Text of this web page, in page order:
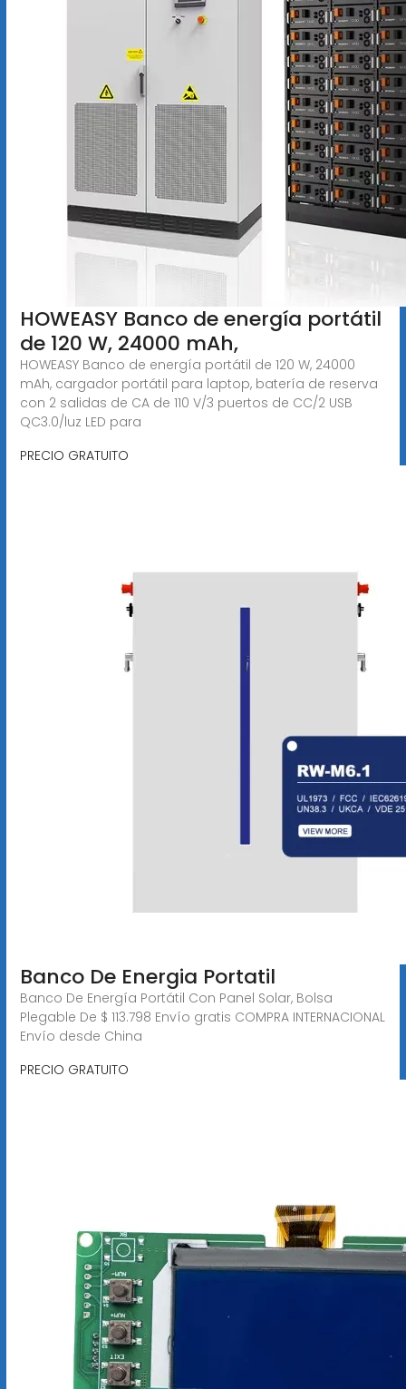
HOWEASY Banco de energía portátil
de 120 W, 24000 mAh,
HOWEASY Banco de energía portátil de 120 W, 24000
mAh, cargador portátil para laptop, batería de reserva
con 2 salidas de CA de 110 V/3 puertos de CC/2 USB
QC3.0/luz LED para
PRECIO GRATUITO
Banco De Energia Portatil
Banco De Energía Portátil Con Panel Solar, Bolsa
Plegable De $ 113.798 Envío gratis COMPRA INTERNACIONAL
Envío desde China
PRECIO GRATUITO